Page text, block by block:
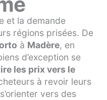
et la demande
régions prisées. De
à Madère, en
d’exception se
les prix vers le
à revoir leurs
vers des